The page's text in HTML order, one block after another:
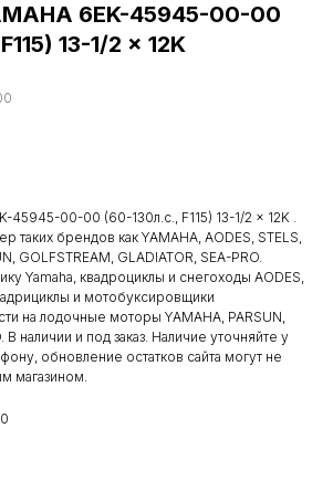
6EK-45945-00-00
13-1/2 x 12K
45945-00-00 (60-130л.с., F115) 13-1/2 x 12K .
таких брендов как YAMAHA, AODES, STELS,
GOLFSTREAM, GLADIATOR, SEA-PRO.
Yamaha, квадроциклы и снегоходы AODES,
и мотобуксировщики
на лодочные моторы YAMAHA, PARSUN,
В наличии и под заказ. Наличие уточняйте у
обновление остатков сайта могут не
магазином.